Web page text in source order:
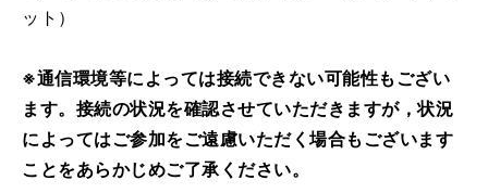
ット）
※通信環境等によっては接続できない可能性もござい
ます。接続の状況を確認させていただきますが，状況
によってはご参加をご遠慮いただく場合もございます
ことをあらかじめご了承ください。